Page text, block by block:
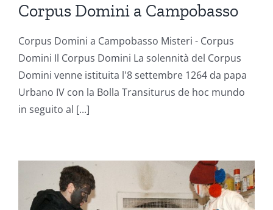
Corpus Domini a Campobasso
Corpus Domini a Campobasso Misteri - Corpus
Domini Il Corpus Domini La solennità del Corpus
Domini venne istituita l'8 settembre 1264 da papa
Urbano IV con la Bolla Transiturus de hoc mundo
in seguito al [...]